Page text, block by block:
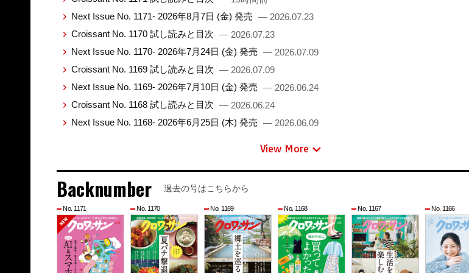
Next Issue No. 1171- 2026年8月7日 (金) 発売 — 2026.07.23
Croissant No. 1170 試し読みと目次 — 2026.07.23
Next Issue No. 1170- 2026年7月24日 (金) 発売 — 2026.07.09
Croissant No. 1169 試し読みと目次 — 2026.07.09
Next Issue No. 1169- 2026年7月10日 (金) 発売 — 2026.06.24
Croissant No. 1168 試し読みと目次 — 2026.06.24
Next Issue No. 1168- 2026年6月25日 (木) 発売 — 2026.06.09
View More
Backnumber 過去の号はこちらから
No. 1171 No. 1170 No. 1169 No. 1168 No. 1167 No. 1166